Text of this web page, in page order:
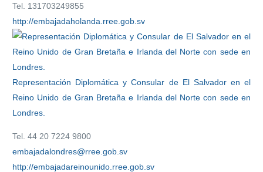
Tel. 131703249855
http://embajadaholanda.rree.gob.sv
Representación Diplomática y Consular de El Salvador en el
Reino Unido de Gran Bretaña e Irlanda del Norte con sede en
Londres.
Tel. 44 20 7224 9800
embajadalondres@rree.gob.sv
http://embajadareinounido.rree.gob.sv